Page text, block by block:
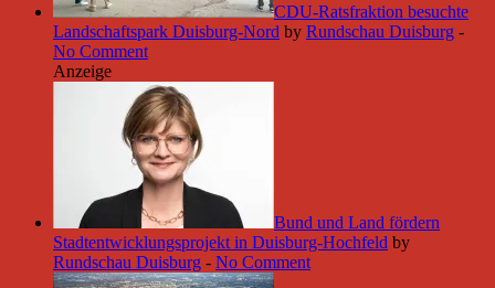
CDU-Ratsfraktion besuchte
Landschaftspark Duisburg-Nord by Rundschau Duisburg -
No Comment
Anzeige
Bund und Land fördern
Stadtentwicklungsprojekt in Duisburg-Hochfeld by
Rundschau Duisburg - No Comment